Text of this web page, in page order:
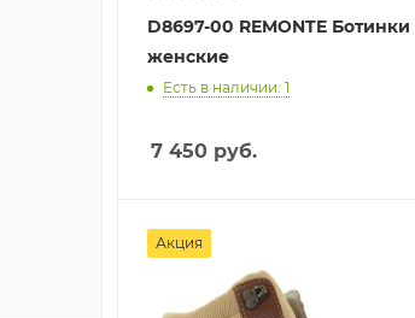
D8697-00 REMONTE Ботинки
женские
Есть в наличии: 1
7 450 руб.
Акция